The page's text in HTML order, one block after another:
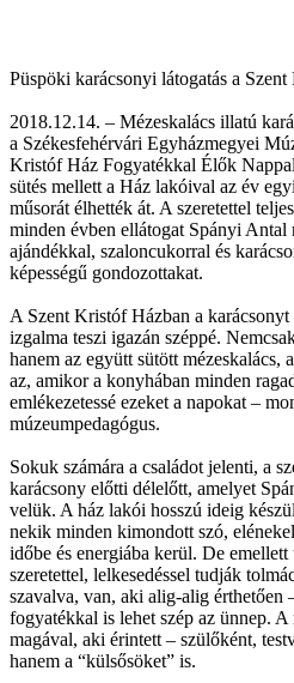
Püspöki karácsonyi látogatás a
2018.12.14. – Mézeskalács illatú
a Székesfehérvári Egyházmegyei
Kristóf Ház Fogyatékkal Élők
sütés mellett a Ház lakóival az év
műsorát élhették át. A szeretettel
minden évben ellátogat Spányi Antal
ajándékkal, szaloncukorral és
képességű gondozottakat.
A Szent Kristóf Házban a karácsonyt
izgalma teszi igazán széppé.
hanem az együtt sütött mézeskalács,
az, amikor a konyhában minden
emlékezetessé ezeket a napokat –
múzeumpedagógus.
Sokuk számára a családot jelenti, a
karácsony előtti délelőtt, amelyet
velük. A ház lakói hosszú ideig
nekik minden kimondott szó,
időbe és energiába kerül. De
szeretettel, lelkesedéssel tudják
szavalva, van, aki alig-alig érthetően
fogyatékkal is lehet szép az ünnep. A
magával, aki érintett – szülőként,
hanem a “külsősöket” is.